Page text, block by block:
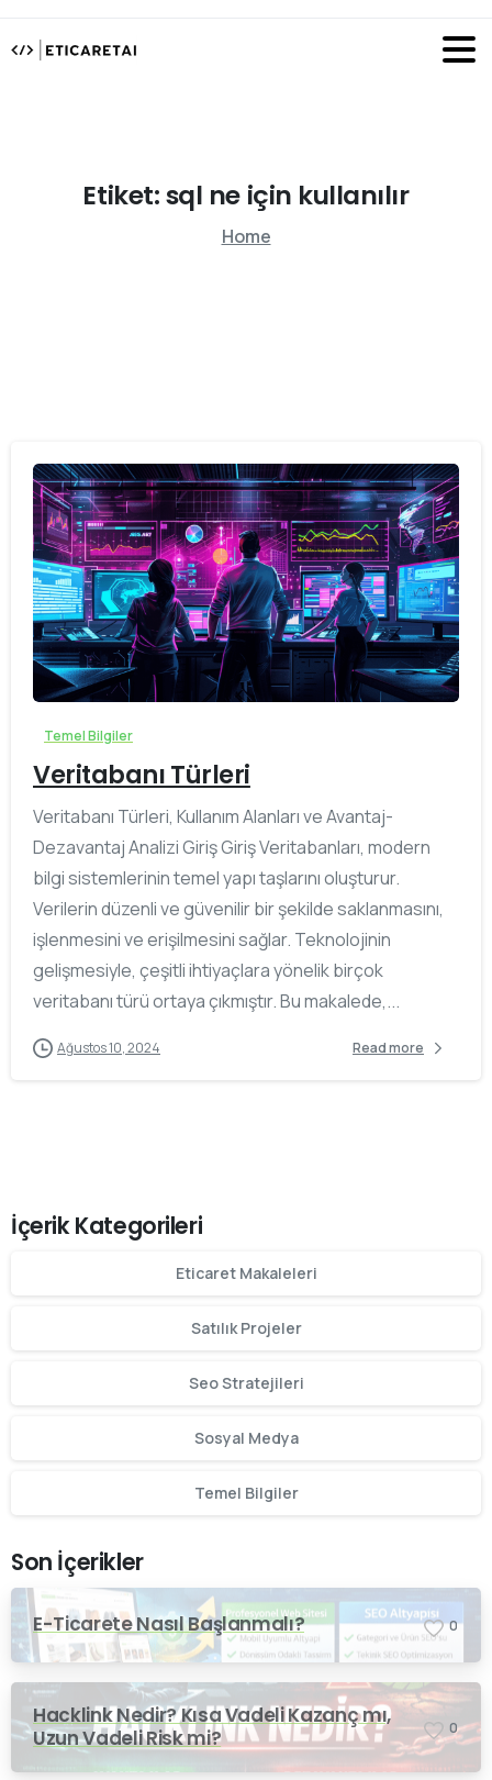
Etiket:sql ne için kullanılır
Home
0
Temel Bilgiler
Veritabanı Türleri
Veritabanı Türleri, Kullanım Alanları ve Avantaj-
Dezavantaj Analizi Giriş Giriş Veritabanları, modern
bilgi sistemlerinin temel yapı taşlarını oluşturur.
Verilerin düzenli ve güvenilir bir şekilde saklanmasını,
işlenmesini ve erişilmesini sağlar. Teknolojinin
gelişmesiyle, çeşitli ihtiyaçlara yönelik birçok
veritabanı türü ortaya çıkmıştır. Bu makalede,...
Ağustos 10, 2024 Read more
İçerik Kategorileri
Eticaret Makaleleri
Satılık Projeler
Seo Stratejileri
Sosyal Medya
Temel Bilgiler
Son İçerikler
E-Ticarete Nasıl Başlanmalı? 0
Hacklink Nedir? Kısa Vadeli Kazanç mı,
Uzun Vadeli Risk mi?
0